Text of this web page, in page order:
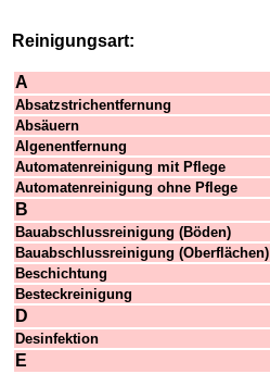
Reinigungsart:
A
Absatzstrichentfernung
Absäuern
Algenentfernung
Automatenreinigung mit Pflege
Automatenreinigung ohne Pflege
B
Bauabschlussreinigung (Böden)
Bauabschlussreinigung (Oberflächen)
Beschichtung
Besteckreinigung
D
Desinfektion
E